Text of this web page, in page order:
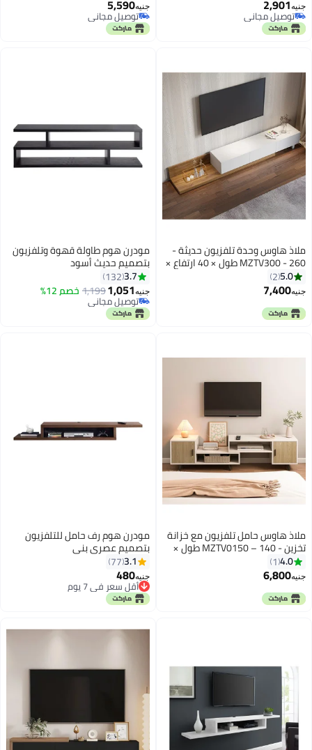
Cabinet/TV Stand/Entertainment
Center Table/Display Storage
Cabinet Rack (White) - Ideal for
جنيه2,901
توصيل مجاني
توصيل مجاني
سم × 40 سم × 45 سم.
جنيه5,590
توصيل مجاني
توصيل مجاني
ملاذ هاوس وحدة تلفزيون حديثة -
MZTV300 - 260 طول × 40 ارتفاع ×
40 عرض5.0
2
جنيه7,400
مودرن هوم طاولة قهوة وتلفزيون
بتصميم حديث أسود
110x30x45سم
3.7
132
جنيه1,051
1,199خصم 12%
توصيل مجاني
توصيل مجاني
ملاذ هاوس حامل تلفزيون مع خزانة
تخزين - MZTV0150 – 140 طول ×
50 ارتفاع × 40 عرض4.0
1
جنيه6,800
مودرن هوم رف حامل للتلفزيون
بتصميم عصري بني
135x24x15سم
3.1
77
جنيه480
أقل سعر في 7 يوم
أقل سعر في 7 يوم